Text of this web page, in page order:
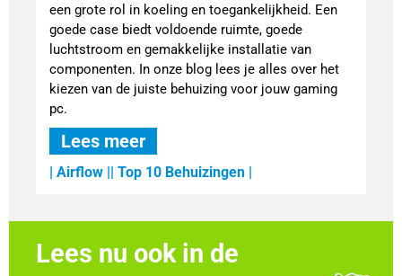
een grote rol in koeling en toegankelijkheid. Een
goede case biedt voldoende ruimte, goede
luchtstroom en gemakkelijke installatie van
componenten. In onze blog lees je alles over het
kiezen van de juiste behuizing voor jouw gaming
pc.
Lees meer
| Airflow | | Top 10 Behuizingen |
Lees nu ook in de